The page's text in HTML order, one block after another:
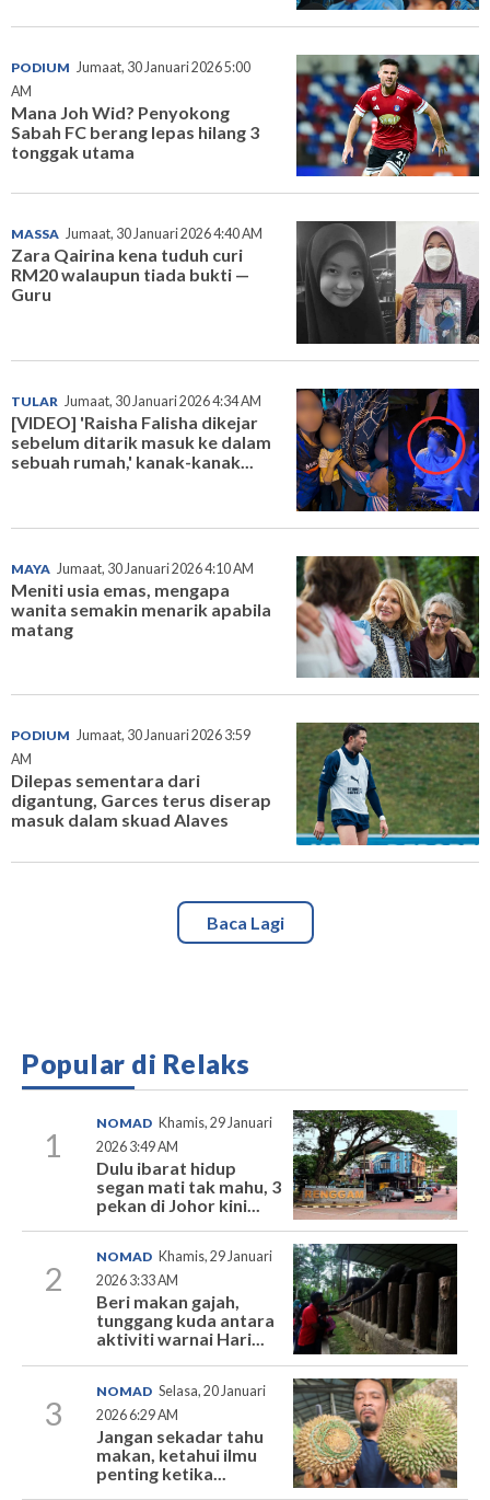
PODIUM Jumaat, 30 Januari 2026 5:00
AM
Mana Joh Wid? Penyokong
Sabah FC berang lepas hilang 3
tonggak utama
MASSA Jumaat, 30 Januari 2026 4:40 AM
Zara Qairina kena tuduh curi
RM20 walaupun tiada bukti —
Guru
TULAR Jumaat, 30 Januari 2026 4:34 AM
[VIDEO] 'Raisha Falisha dikejar
sebelum ditarik masuk ke dalam
sebuah rumah,' kanak-kanak...
MAYA Jumaat, 30 Januari 2026 4:10 AM
Meniti usia emas, mengapa
wanita semakin menarik apabila
matang
PODIUM Jumaat, 30 Januari 2026 3:59
AM
Dilepas sementara dari
digantung, Garces terus diserap
masuk dalam skuad Alaves
Baca Lagi
Popular di Relaks
1
NOMAD Khamis, 29 Januari
2026 3:49 AM
Dulu ibarat hidup
segan mati tak mahu, 3
pekan di Johor kini...
2
NOMAD Khamis, 29 Januari
2026 3:33 AM
Beri makan gajah,
tunggang kuda antara
aktiviti warnai Hari...
3
NOMAD Selasa, 20 Januari
2026 6:29 AM
Jangan sekadar tahu
makan, ketahui ilmu
penting ketika...